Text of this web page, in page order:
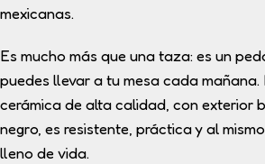
mexicanas.
Es mucho más que una taza: es un
puedes llevar a tu mesa cada
cerámica de alta calidad, con exterior
negro, es resistente, práctica y al
lleno de vida.